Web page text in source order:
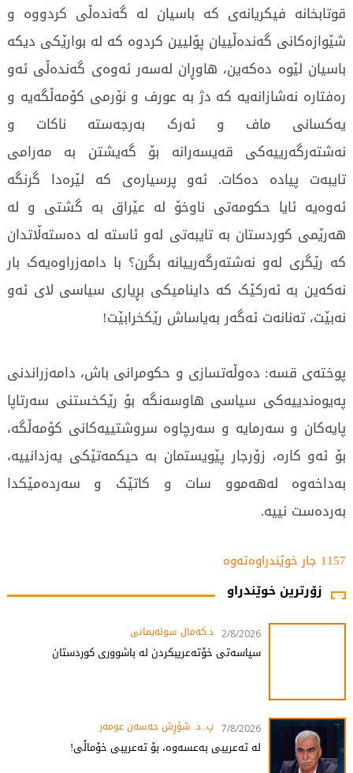
قوتابخانە فیکریانەی کە باسیان لە گەندەڵی کردووە و
شێوازەکانی گەندەڵییان پۆلیین کردوە کە لە بوارێکی دیکە
باسیان لێوە دەکەین، هاوڕان لەسەر ئەوەی گەندەڵی ئەو
رەفتارە نەشازانەیە کە دژ بە عورف و نۆرمی کۆمەڵگەیە و
یەکسانی ماف و ئەرک بەرجەستە ناکات و
نەشتەرگەرییەکی قەیسەرانە بۆ گەیشتن بە مەرامی
تایبەت پیادە دەکات. ئەو پرسیارەی کە لێرەدا گرنگە
ئەوەیە ئایا حکومەتی ناوخۆ لە عێراق بە گشتی و لە
هەرێمی کوردستان بە تایبەتی لەو ئاستە لە دەستەڵاتدان
کە رێگری لەو نەشتەرگەرییانە بگرن؟ با دامەزراوەیەک بار
نەکەین بە ئەرکێک کە داینامیکی بڕیاری سیاسی لای ئەو
نەبێت، تەنانەت ئەگەر بەیاساش رێکخرابێت!
پوختەی قسە: دەوڵەتسازی و حکومرانی باش، دامەزراندنی
پەیوەندییەکی سیاسی هاوسەنگە بۆ رێکخستنی سەرتاپا
پایەکان و سەرمایە و سەرچاوە سروشتییەکانی کۆمەڵگە،
بۆ ئەو کارە، زۆرجار پێویستمان بە حیکمەتێکی یەزدانییە،
بەداخەوە لەهەموو سات و کاتێک و سەردەمێکدا
بەردەست نییە.
1157 جار خوێندراوەتەوە
زۆرترین خوێندراو
2/8/2026 د.کەمال سولەیمانی
سیاسەتی خۆتەعریبکردن لە باشووری کوردستان
7/8/2026 پ. د. شۆڕش حەسەن عومەر
لە تەعریبی بەعسەوە، بۆ تەعریبی خۆماڵی!